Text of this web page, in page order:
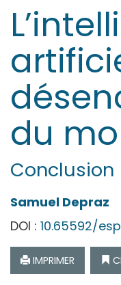
du
Conclusion
Samuel Depraz
DOI : 10.65592/
IMPRIMER